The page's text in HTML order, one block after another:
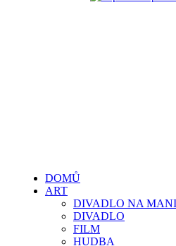
DOMŮ
ART
DIVADLO NA
DIVADLO
FILM
HUDBA